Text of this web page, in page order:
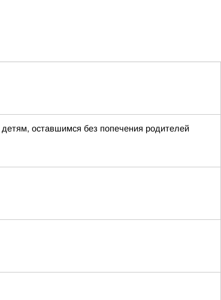
оставшимся без попечения родителей